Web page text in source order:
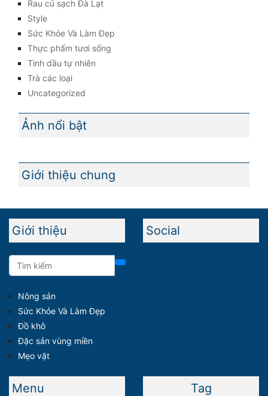
Rau củ sạch Đà Lạt
Style
Sức Khỏe Và Làm Đẹp
Thực phẩm tươi sống
Tinh dầu tự nhiên
Trà các loại
Uncategorized
Ảnh nổi bật
Giới thiệu chung
Giới thiệu
Nông sản
Sức Khỏe Và Làm Đẹp
Đồ khô
Đặc sản vùng miền
Mẹo vặt
Social
Menu Tag